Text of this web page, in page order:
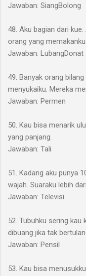
Jawaban: SiangBolong
48. Aku bagian dari
orang yang memakanku.
Jawaban: LubangDonat
49. Banyak orang
menyukaiku. Mereka
Jawaban: Permen
50. Kau bisa menarik
yang panjang.
Jawaban: Tali
51. Kadang aku punya
wajah. Suaraku lebih
Jawaban: Televisi
52. Tubuhku sering kau
dibuang jika tak
Jawaban: Pensil
53. Kau bisa